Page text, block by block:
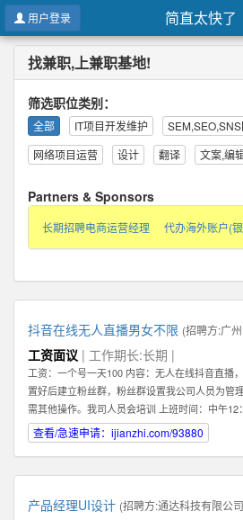
简直太快了
用户登录
找兼职,上兼职基地!
筛选职位类别：
全部 IT项目开发维护
网络项目运营
设计 翻译 文案,编
Partners & Sponsors
长期招聘电商运营经理 代办海外账户(
抖音在线无人直播男女不限 (招聘方:广
工资面议 | 工作期长:长期 |
工资：一个号一天100 内容：无人在线抖音直播
置好后建立粉丝群，粉丝群设置我公司人员为管
需其他操作。我司人员会培训 上班时间：中午
点：任意，有网络有电即可 工作要求：配合，如
他福利：播满10天额外奖励200元 应聘地：全国皆
查看/急速申请：ijianzhi.com/93880
产品经理UI设计 (招聘方:通达科技有限公司